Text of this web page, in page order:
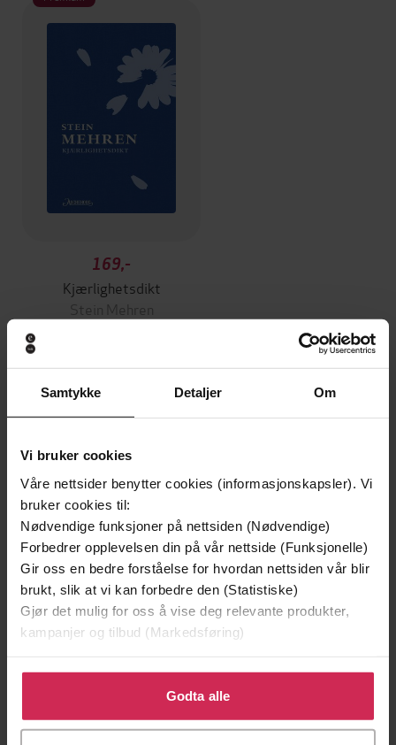
Samtykke Detaljer Om
Vi bruker cookies
Våre nettsider benytter cookies (informasjonskapsler). Vi
bruker cookies til:
Nødvendige funksjoner på nettsiden (Nødvendige)
Forbedrer opplevelsen din på vår nettside (Funksjonelle)
Gir oss en bedre forståelse for hvordan nettsiden vår blir
brukt, slik at vi kan forbedre den (Statistiske)
Gjør det mulig for oss å vise deg relevante produkter,
kampanjer og tilbud (Markedsføring)
Klikk på «Godta alle» for å gi oss ditt samtykke til å
bruke cookies for alle disse formålene. Du kan også
tilpasse ditt samtykke til spesifikke formål ved å klikke
Godta alle
169,-
Kjærlighetsdikt
Stein Mehren
Andre har også kjøpt